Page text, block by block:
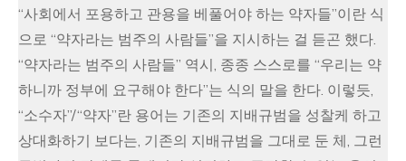
“사회에서 포용하고 관용을 베풀어야 하는 약자들”이란 식
으로 “약자라는 범주의 사람들”을 지시하는 걸 듣곤 했다.
“약자라는 범주의 사람들” 역시, 종종 스스로를 “우리는 약
하니까 정부에 요구해야 한다”는 식의 말을 한다. 이렇듯,
“소수자”/“약자”란 용어는 기존의 지배규범을 성찰케 하고
상대화하기 보다는, 기존의 지배규범을 그대로 둔 체, 그런